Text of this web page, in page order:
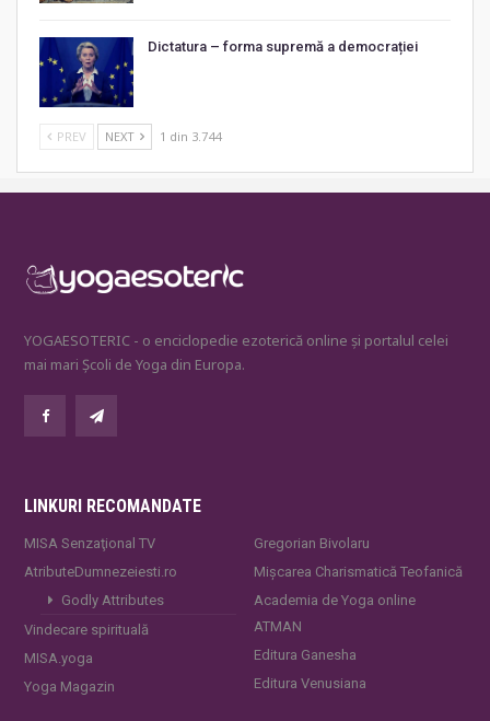
Dictatura – forma supremă a democrației
PREV NEXT 1 din 3.744
YOGAESOTERIC - o enciclopedie ezoterică online și portalul celei
mai mari Școli de Yoga din Europa.
LINKURI RECOMANDATE
MISA Senzaţional TV
AtributeDumnezeiesti.ro
Godly Attributes
Vindecare spirituală
MISA.yoga
Yoga Magazin
Gregorian Bivolaru
Mișcarea Charismatică Teofanică
Academia de Yoga online
ATMAN
Editura Ganesha
Editura Venusiana